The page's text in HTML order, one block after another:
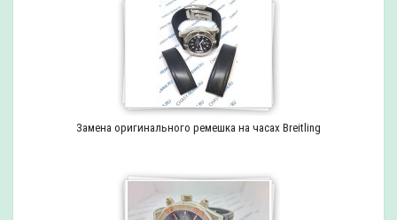
Замена оригинального ремешка на часах Breitling